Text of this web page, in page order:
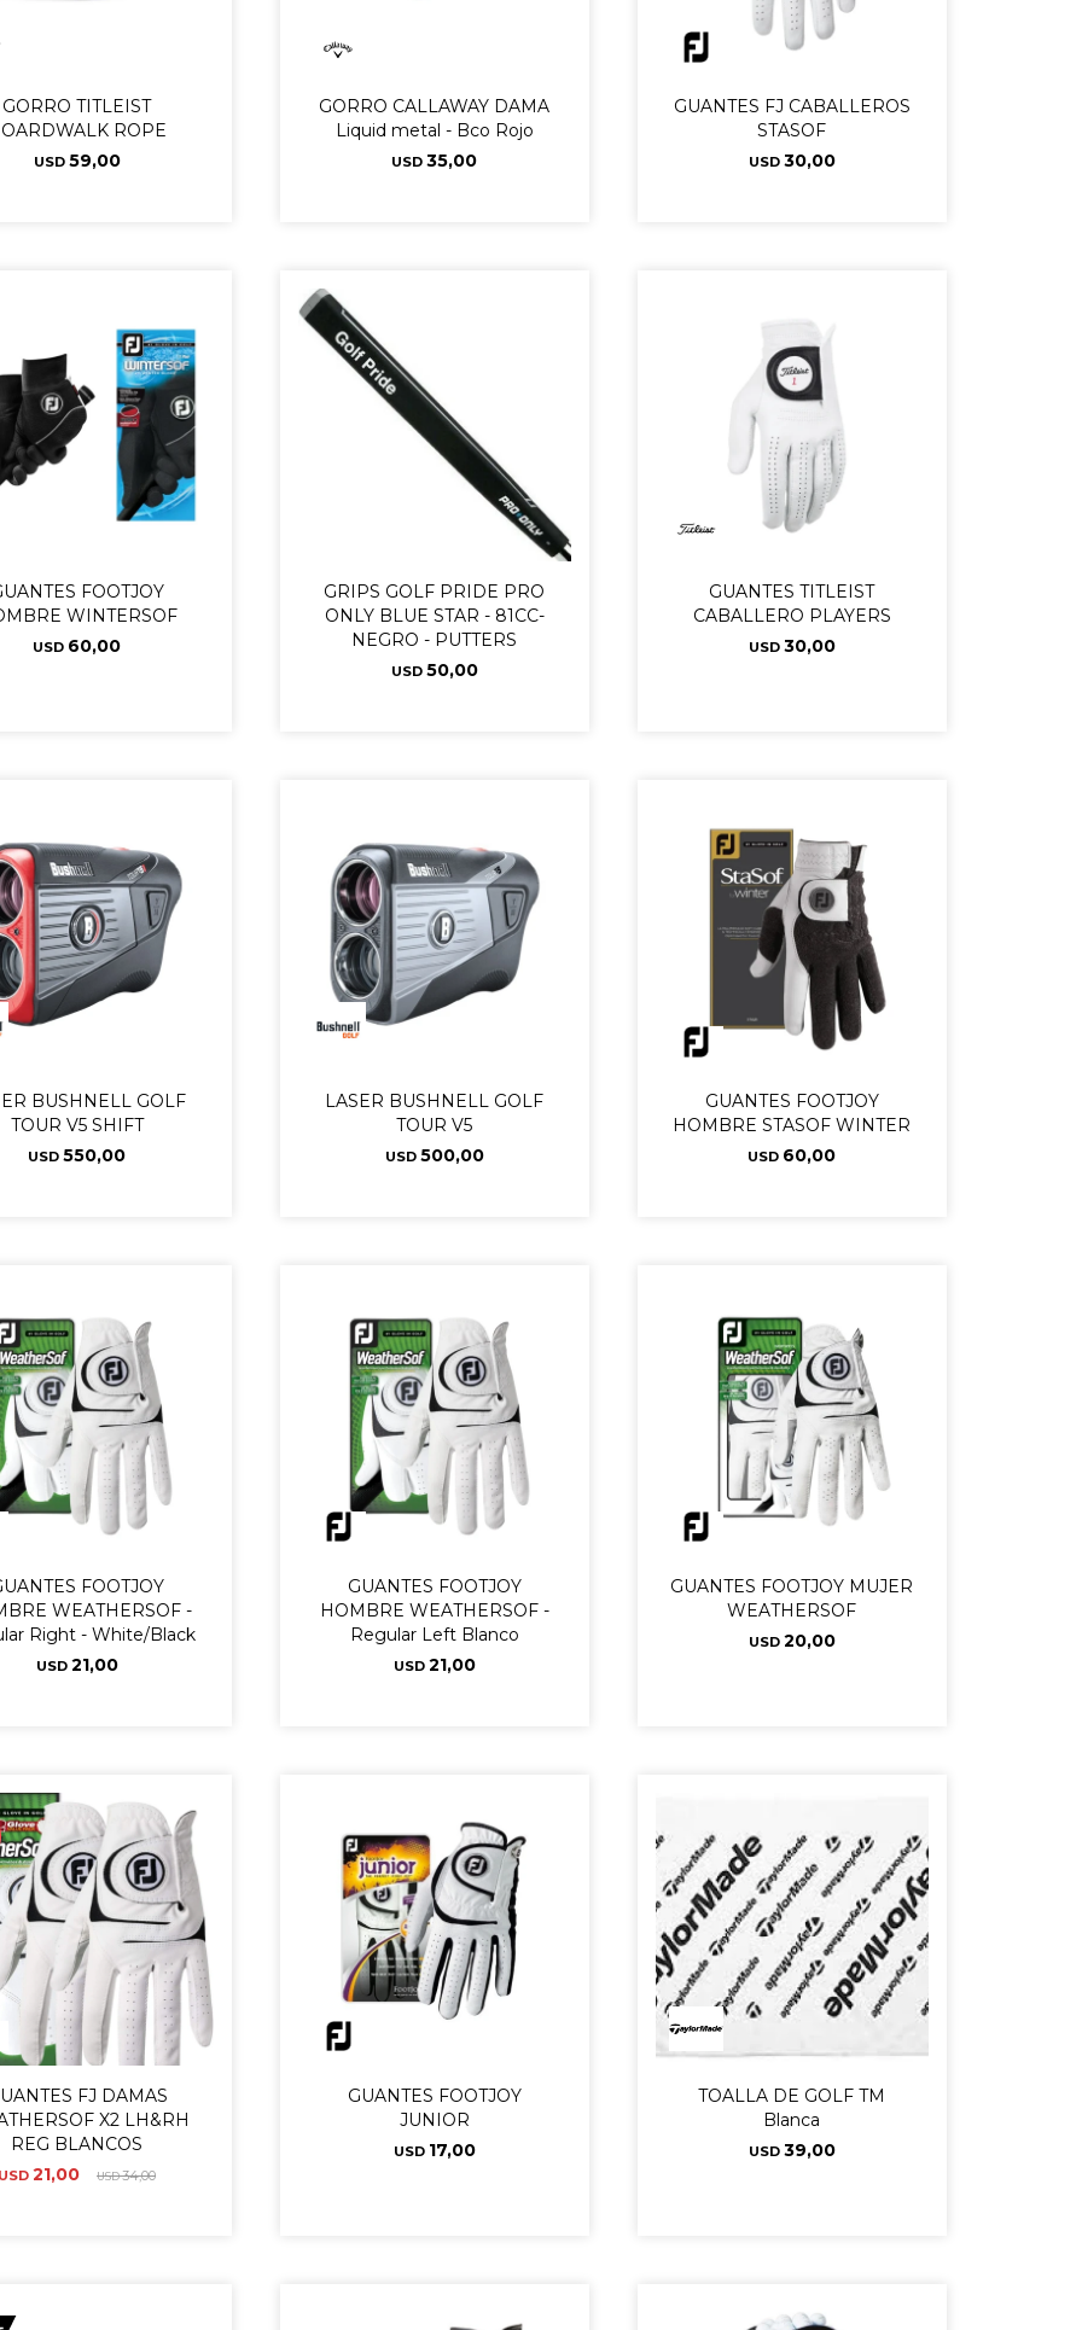
GORRO TITLEIST
ROPE
USD 59,00
GORRO CALLAWAY DAMA
Liquid metal - Bco Rojo
USD 35,00
GUANTES FJ CABALLEROS
STASOF
USD 30,00
FOOTJOY
WINTERSOF
USD 60,00
GRIPS GOLF PRIDE PRO
ONLY BLUE STAR - 81CC-
NEGRO - PUTTERS
USD 50,00
GUANTES TITLEIST
CABALLERO PLAYERS
USD 30,00
BUSHNELL GOLF
TOUR V5 SHIFT
USD 550,00
LASER BUSHNELL GOLF
TOUR V5
USD 500,00
GUANTES FOOTJOY
HOMBRE STASOF WINTER
USD 60,00
FOOTJOY
WEATHERSOF -
Right - White/Black
USD 21,00
GUANTES FOOTJOY
HOMBRE WEATHERSOF -
Regular Left Blanco
USD 21,00
GUANTES FOOTJOY MUJER
WEATHERSOF
USD 20,00
FJ DAMAS
X2 LH&RH
REG BLANCOS
21,00 USD34,00
GUANTES FOOTJOY
JUNIOR
USD 17,00
TOALLA DE GOLF TM
Blanca
USD 39,00